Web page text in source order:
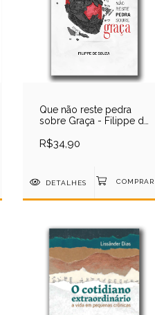
Que não reste pedra
sobre Graça - Filippe de
R$34,90
DETALHES